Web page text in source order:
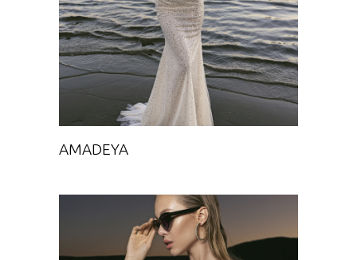
Chance
AMADEYA